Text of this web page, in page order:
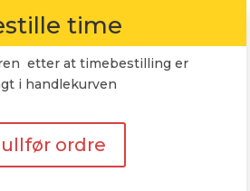
time
etter at timebestilling er
i handlekurven
ordre